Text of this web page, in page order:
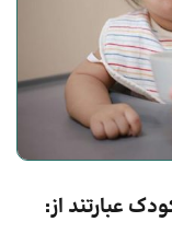
عبارتند از: